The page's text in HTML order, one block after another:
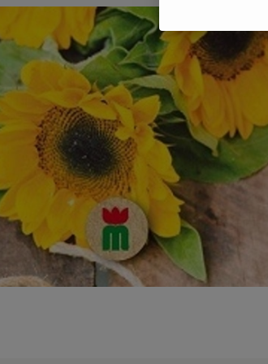
RezepteEs wurden
Mai, Juni, Juli
September